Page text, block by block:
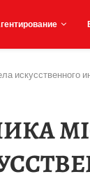
искусственного